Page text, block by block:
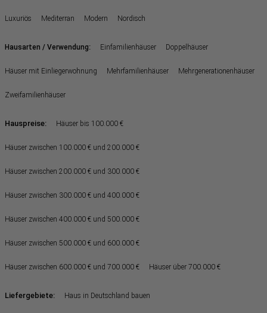
Luxuriös Mediterran Modern Nordisch
Hausarten / Verwendung: Einfamilienhäuser Doppelhäuser
Häuser mit Einliegerwohnung Mehrfamilienhäuser Mehrgenerationenhäuser
Zweifamilienhäuser
Hauspreise: Häuser bis 100.000 €
Häuser zwischen 100.000 € und 200.000 €
Häuser zwischen 200.000 € und 300.000 €
Häuser zwischen 300.000 € und 400.000 €
Häuser zwischen 400.000 € und 500.000 €
Häuser zwischen 500.000 € und 600.000 €
Häuser zwischen 600.000 € und 700.000 € Häuser über 700.000 €
Liefergebiete: Haus in Deutschland bauen